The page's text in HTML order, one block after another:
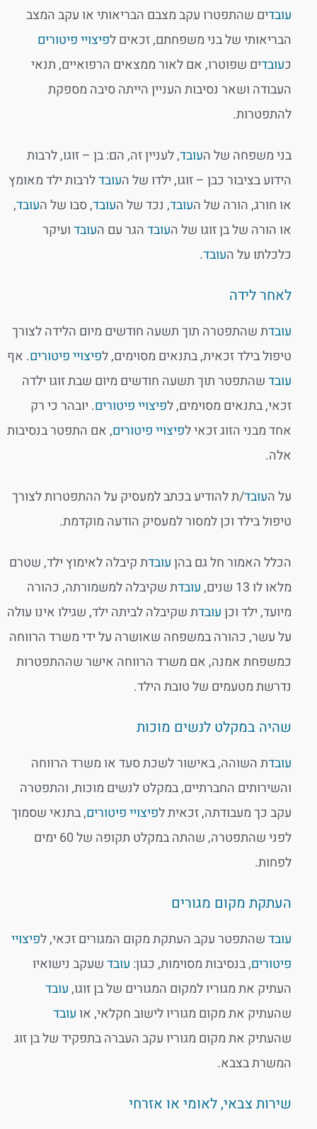
עובדים שהתפטרו עקב מצבם הבריאותי או עקב המצב
הבריאותי של בני משפחתם, זכאים לפיצויי פיטורים
כעובדים שפוטרו, אם לאור ממצאים הרפואיים, תנאי
העבודה ושאר נסיבות העניין הייתה סיבה מספקת
להתפטרות.
בני משפחה של העובד, לעניין זה, הם: בן – זוגו, לרבות
הידוע בציבור כבן – זוגו, ילדו של העובדלרבות ילד מאומץ
או חורג, הורה של העובד, נכד של העובד, סבו של העובד,
או הורה של בן זוגו של העובדהגר עם העובדועיקר
כלכלתו על העובד.
לאחר לידה
עובדת שהתפטרה תוך תשעה חודשים מיום הלידה לצורך
טיפול בילד זכאית, בתנאים מסוימים, לפיצויי פיטורים. אף
עובדשהתפטר תוך תשעה חודשים מיום שבת זוגו ילדה
זכאי, בתנאים מסוימים, לפיצויי פיטורים. יובהר כי רק
אחד מבני הזוג זכאי לפיצויי פיטורים, אם התפטר בנסיבות
אלה.
על העובד/ת להודיע בכתב למעסיק על ההתפטרות לצורך
טיפול בילד וכן למסור למעסיק הודעה מוקדמת.
הכלל האמור חל גם בהןעובדת קיבלה לאימוץ ילד, שטרם
מלאו לו 13 שנים,
עובדת שקיבלה למשמורתה, כהורה
מיועד, ילד וכןעובדת שקיבלה לביתה ילד, שגילו אינו עולה
על עשר, כהורה במשפחה שאושרה על ידי משרד הרווחה
כמשפחת אמנה, אם משרד הרווחה אישר שההתפטרות
נדרשת מטעמים של טובת הילד.
שהיה במקלט לנשים מוכות
עובדת השוהה, באישור לשכת סעד או משרד הרווחה
והשירותים החברתיים, במקלט לנשים מוכות, והתפטרה
עקב כך מעבודתה, זכאית לפיצויי פיטורים, בתנאי שסמוך
לפני שהתפטרה, שהתה במקלט תקופה של 60 ימים
לפחות.
העתקת מקום מגורים
עובדשהתפטר עקב העתקת מקום המגורים זכאי, לפיצויי
פיטורים, בנסיבות מסוימות, כגון:עובדשעקב נישואיו
העתיק את מגוריו למקום המגורים של בן זוגו,עובד
שהעתיק את מקום מגוריו לישוב חקלאי, אועובד
שהעתיק את מקום מגוריו עקב העברה בתפקיד של בן זוג
המשרת בצבא.
שירות צבאי, לאומי או אזרחי